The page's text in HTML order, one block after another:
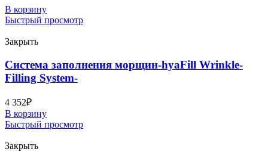
В корзину
Быстрый просмотр
Закрыть
Система заполнения морщин-hyaFill Wrinkle-
Filling System-
4 352₽
В корзину
Быстрый просмотр
Закрыть